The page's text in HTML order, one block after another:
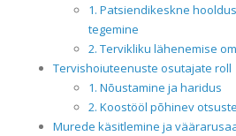
1. Patsiendikeskne
tegemine
2. Tervikliku lähenemise
Tervishoiuteenuste osutajate roll
1. Nõustamine ja haridus
2. Koostööl põhinev
Murede käsitlemine ja